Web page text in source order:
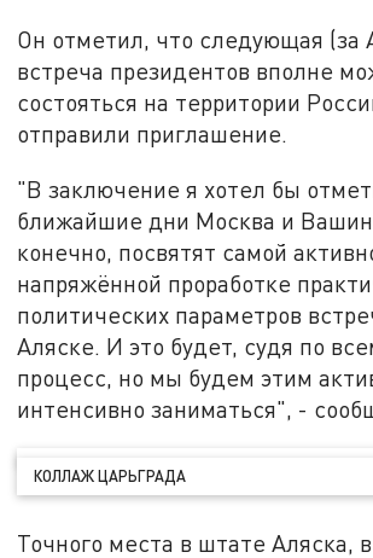
Он отметил, что следующая (за
встреча президентов вполне
состояться на территории
отправили приглашение.
"В заключение я хотел бы
ближайшие дни Москва и
конечно, посвятят самой
напряжённой проработке
политических параметров
Аляске. И это будет, судя по
процесс, но мы будем этим
интенсивно заниматься", -
КОЛЛАЖ ЦАРЬГРАДА
Точного места в штате Аляска,